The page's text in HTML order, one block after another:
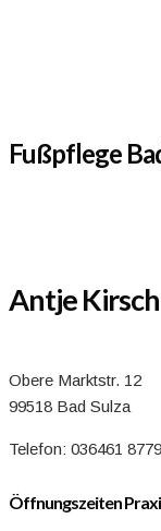
Fußpflege
Antje Kirsch
Obere Marktstr. 12
99518 Bad Sulza
Telefon: 036461
Öffnungszeiten